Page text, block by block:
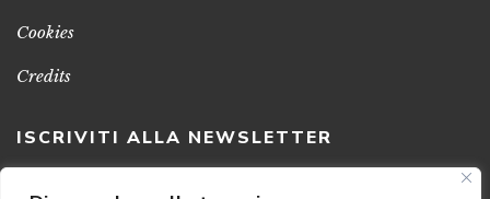
Cookies
Credits
ISCRIVITI ALLA NEWSLETTER
Clicca sul pulsante per ricevere le nostre ultime novità,